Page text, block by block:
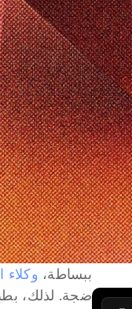
ببساطة، وكلاء
ضجة. لذلك،